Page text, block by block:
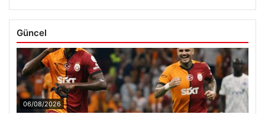
Güncel
06/08/2026